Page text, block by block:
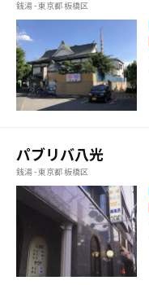
銭湯 - 東京都 板橋区
パブリバ八光
銭湯 - 東京都 板橋区